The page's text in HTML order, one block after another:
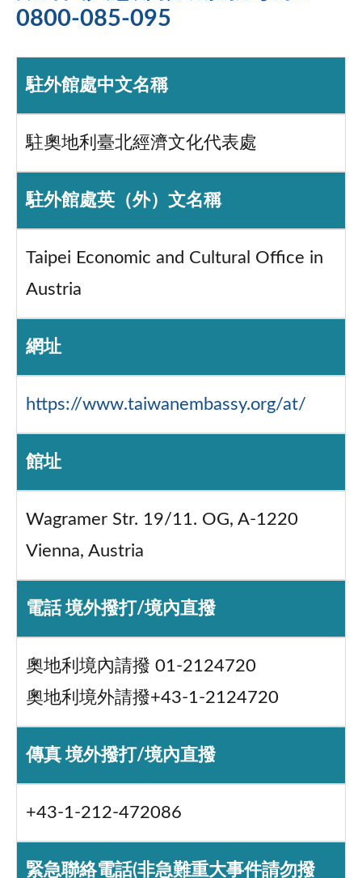
0800-085-095
駐外館處中文名稱
駐奧地利臺北經濟文化代表處
駐外館處英（外）文名稱
Taipei Economic and Cultural Office in
Austria
網址
https://www.taiwanembassy.org/at/
館址
Wagramer Str. 19/11. OG, A-1220
Vienna, Austria
電話 境外撥打/境內直撥
奧地利境內請撥 01-2124720
奧地利境外請撥+43-1-2124720
傳真 境外撥打/境內直撥
+43-1-212-472086
緊急聯絡電話(非急難重大事件請勿撥